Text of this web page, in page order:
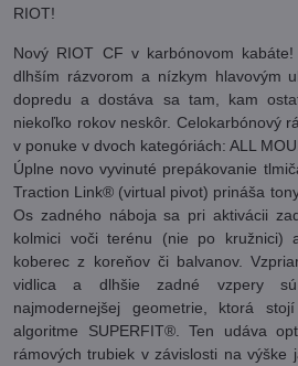
RIOT!
Nový RIOT CF v karbónovom
dlhším rázvorom a nízkym hlavovým
dopredu a dostáva sa tam, kam
niekoľko rokov neskôr. Celokarbónový
v ponuke v dvoch kategóriách: ALL
Úplne novo vyvinuté prepákovanie
Traction Link® (virtual pivot) prináša
Os zadného náboja sa pri aktivácii
kolmici voči terénu (nie po kružnici)
koberec z koreňov či balvanov.
vidlica a dlhšie zadné vzpery sú
najmodernejšej geometrie, ktorá
algoritme SUPERFIT®. Ten udáva
rámových trubiek v závislosti na výške